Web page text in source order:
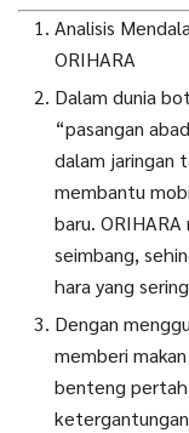
Analisis
ORIHARA
Dalam dunia
“pasangan
dalam jaringan
membantu
baru.
seimbang,
hara yang
Dengan
memberi
benteng